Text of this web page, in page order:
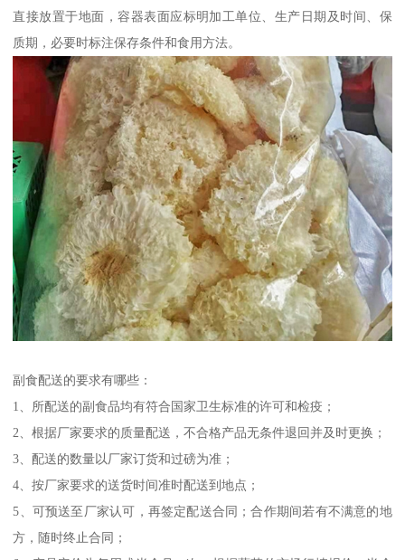
直接放置于地面，容器表面应标明加工单位、生产日期及时间、保
质期，必要时标注保存条件和食用方法。
副食配送的要求有哪些：
1、所配送的副食品均有符合国家卫生标准的许可和检疫；
2、根据厂家要求的质量配送，不合格产品无条件退回并及时更换；
3、配送的数量以厂家订货和过磅为准；
4、按厂家要求的送货时间准时配送到地点；
5、可预送至厂家认可，再签定配送合同；合作期间若有不满意的地
方，随时终止合同；